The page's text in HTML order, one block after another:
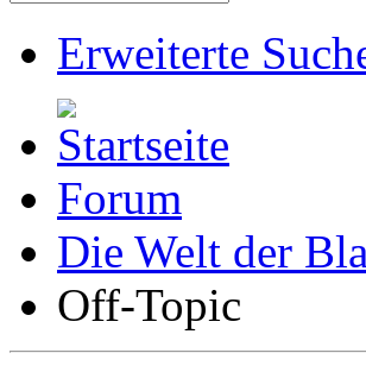
Erweiterte
Forum
Die Welt der
Off-Topic